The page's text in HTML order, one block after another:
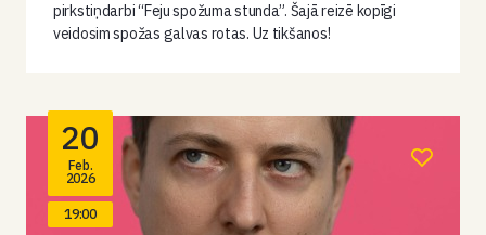
pirkstiņdarbi “Feju spožuma stunda”. Šajā reizē kopīgi
veidosim spožas galvas rotas. Uz tikšanos!
20
Feb.
2026
19:00